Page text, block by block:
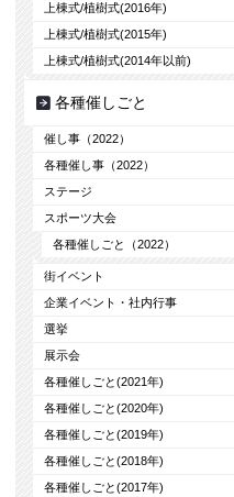
上棟式/植樹式(2016年)
上棟式/植樹式(2015年)
上棟式/植樹式(2014年以前)
各種催しごと
催し事（2022）
各種催し事（2022）
ステージ
スポーツ大会
各種催しごと（2022）
街イベント
企業イベント・社内行事
選挙
展示会
各種催しごと(2021年)
各種催しごと(2020年)
各種催しごと(2019年)
各種催しごと(2018年)
各種催しごと(2017年)